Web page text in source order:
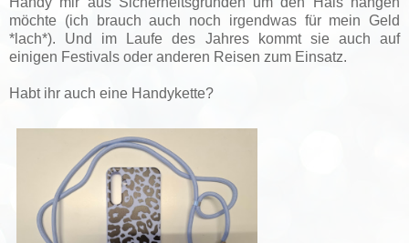
möchte (ich brauch auch noch irgendwas für mein Geld
*lach*). Und im Laufe des Jahres kommt sie auch auf
einigen Festivals oder anderen Reisen zum Einsatz.
Habt ihr auch eine Handykette?